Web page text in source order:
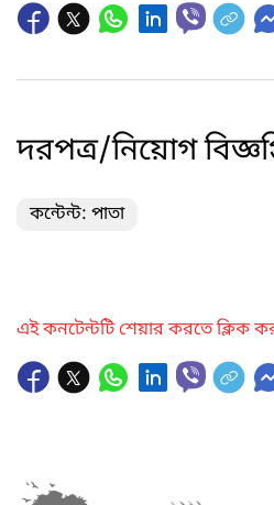
দরপত্র/নিয়োগ
কন্টেন্ট: পাতা
এই কনটেন্টটি শেয়ার করতে ক্লিক